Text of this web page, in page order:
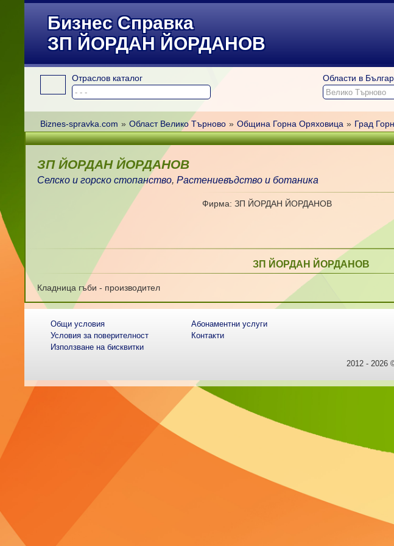
Бизнес Справка
ЗП ЙОРДАН ЙОРДАНОВ
Отраслов каталог Области в
Biznes-spravka.com » Област Велико Търново » Община Горна Оряховица » Град
ЗП ЙОРДАН ЙОРДАНОВ
Селско и горско стопанство,Растениевъдство и ботаника
Фирма: ЗП ЙОРДАН ЙОРДАНОВ
ЗП ЙОРДАН ЙОРДАНОВ
Кладница гъби - производител
Общи условия
Условия за поверителност
Използване на бисквитки
Абонаментни услуги
Контакти
2012 - 2026